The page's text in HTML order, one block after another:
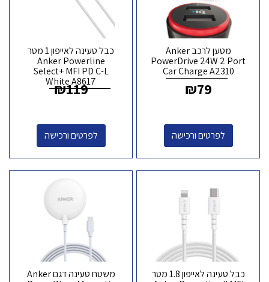
מטען לרכב Anker
PowerDrive 24W 2 Port
Car Charge A2310
₪79
לפרטים ורכישה
כבל טעינה לאייפון 1 מטר
Anker Powerline
Select+ MFI PD C-L
White A8617
₪119
לפרטים ורכישה
כבל טעינה לאייפון 1.8 מטר
משטח טעינה דגם Anker